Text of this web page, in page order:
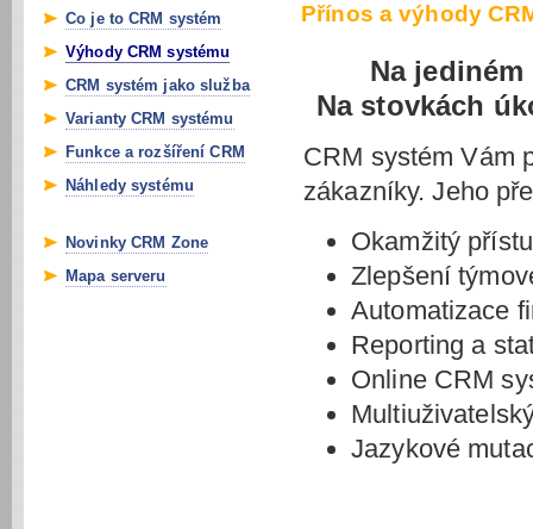
Co je to CRM systém
Výhody CRM systému
CRM systém jako služba
Varianty CRM systému
Funkce a rozšíření CRM
Náhledy systému
Novinky CRM Zone
Mapa serveru
Přínos a výhody
Na
Na stovkách
CRM systém Vám
zákazníky. Jeho
Okamžitý
Zlepšení
Automatizace
Reporting a
Online CRM
Jazykové